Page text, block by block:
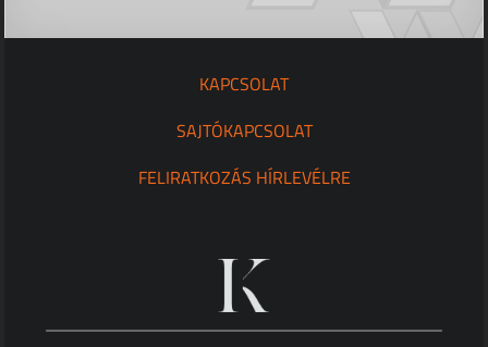
KAPCSOLAT
SAJTÓKAPCSOLAT
FELIRATKOZÁS HÍRLEVÉLRE